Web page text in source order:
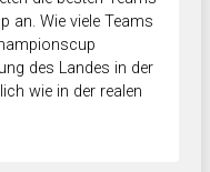
an. Wie viele Teams
des Landes in der
wie in der realen